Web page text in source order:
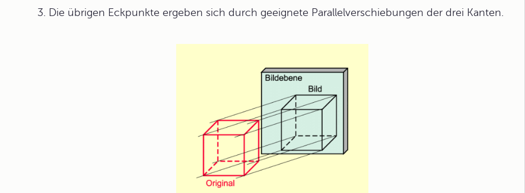
Die übrigen Eckpunkte ergeben sich durch geeignete Parallelverschiebungen der drei Kanten.